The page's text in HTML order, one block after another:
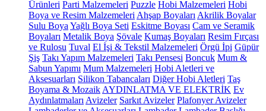
Ürünleri Parti Malzemeleri Puzzle Hobi Malzemeleri Hobi
Boya ve Resim Malzemeleri Ahşap Boyaları Akrilik Boyalar
Sulu Boya Yağlı Boya Seti Eskitme Boyası Cam ve Seramik
Boyaları Metalik Boya Şövale Kumaş Boyaları Resim Fırçası
ve Rulosu Tuval El İşi & Tekstil Malzemeleri Örgü İpi Güpür
Şiş Takı Yapım Malzemeleri Takı Pensesi Boncuk Mum &
Sabun Yapımı Mum Malzemeleri Hobi Aletleri ve
Aksesuarları Silikon Tabancaları Diğer Hobi Aletleri Taş
Boyama & Mozaik AYDINLATMA VE ELEKTRİK Ev
Aydınlatmaları Avizeler Sarkıt Avizeler Plafonyer Avizeler